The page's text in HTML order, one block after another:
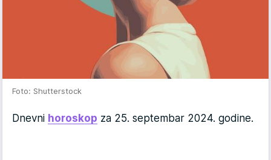
Foto: Shutterstock
Dnevni horoskop za 25. septembar 2024. godine.